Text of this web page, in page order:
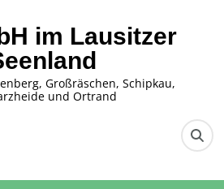
im Lausitzer
Großräschen, Schipkau,
und Ortrand